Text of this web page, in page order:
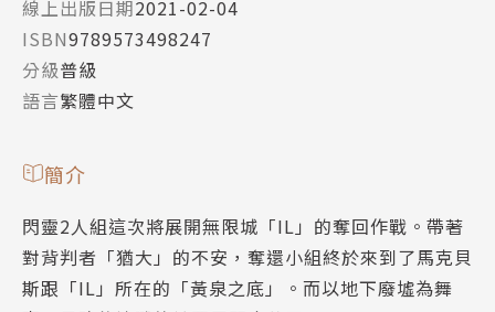
線上出版日期2021-02-04
ISBN9789573498247
分級普級
語言繁體中文
簡介
閃靈2人組這次將展開無限城「IL」的奪回作戰。帶著
對背判者「猶大」的不安，奪還小組終於來到了馬克貝
斯跟「IL」所在的「黃泉之底」。而以地下廢墟為舞